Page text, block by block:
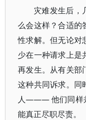
灾难发生后，
么会这样？合适的
性求解。但无论对
少在一种请求上是
再发生。从有关部
这种共同诉求。同
人——— 他们同样
能真正尽职尽责。